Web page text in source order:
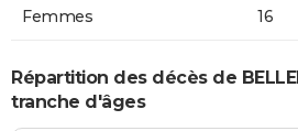
Femmes 16
Répartition des décès de
tranche d'âges